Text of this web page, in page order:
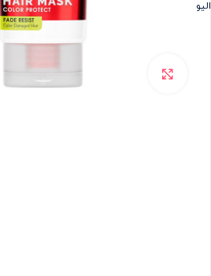
الیو
برای بزرگنمایی کلیک کنید